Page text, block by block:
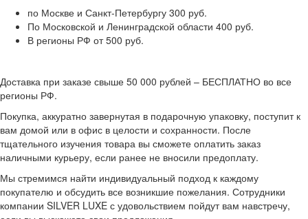
по Москве и Санкт-Петербургу 300 руб.
По Московской и Ленинградской области 400 руб.
В регионы РФ от 500 руб.
Доставка при заказе свыше 50 000 рублей – БЕСПЛАТНО во все
регионы РФ.
Покупка, аккуратно завернутая в подарочную упаковку, поступит к
вам домой или в офис в целости и сохранности. После
тщательного изучения товара вы сможете оплатить заказ
наличными курьеру, если ранее не вносили предоплату.
Мы стремимся найти индивидуальный подход к каждому
покупателю и обсудить все возникшие пожелания. Сотрудники
компании SILVER LUXE с удовольствием пойдут вам навстречу,